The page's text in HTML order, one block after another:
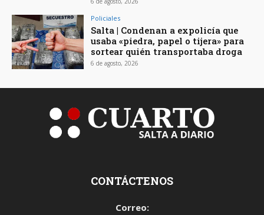
Policiales
Salta | Condenan a expolicía que
usaba «piedra, papel o tijera» para
sortear quién transportaba droga
6 de agosto, 2026
CONTÁCTENOS
Correo: